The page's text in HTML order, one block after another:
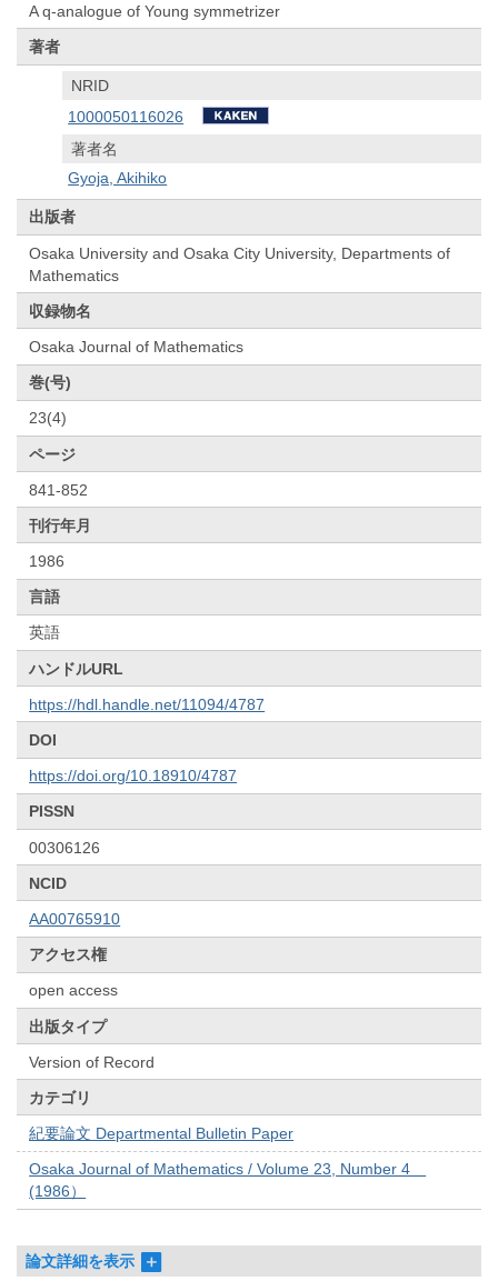
A q-analogue of Young symmetrizer
著者
NRID
1000050116026
著者名
Gyoja, Akihiko
出版者
Osaka University and Osaka City University, Departments of
Mathematics
収録物名
Osaka Journal of Mathematics
巻(号)
23(4)
ページ
841-852
刊行年月
1986
言語
英語
ハンドルURL
https://hdl.handle.net/11094/4787
DOI
https://doi.org/10.18910/4787
PISSN
00306126
NCID
AA00765910
アクセス権
open access
出版タイプ
Version of Record
カテゴリ
紀要論文 Departmental Bulletin Paper
Osaka Journal of Mathematics / Volume 23, Number 4
(1986）
論文詳細を表示